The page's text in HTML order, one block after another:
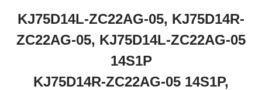
KJ75D14L-ZC22AG-05, KJ75D14R-
ZC22AG-05, KJ75D14L-ZC22AG-05
14S1P
KJ75D14R-ZC22AG-05 14S1P,